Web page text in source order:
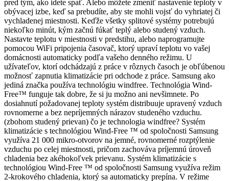
pred tým, ako idete spať. Alebo môžete zmeniť nastavenie teploty v
obývacej izbe, keď sa prebudíte, aby ste mohli vojsť do vyhriatej či
vychladenej miestnosti. Keďže všetky splitové systémy potrebujú
niekoľko minút, kým začnú fúkať teplý alebo studený vzduch.
Nastavte teplotu v miestnosti v predstihu, alebo naprogramujte
pomocou WiFi pripojenia časovač, ktorý upraví teplotu vo vašej
domácnosti automaticky podľa vašeho denného režimu. U
užívateľov, ktorí odchádzajú z práce v rôznych časoch je obľúbenou
možnosť zapnutia klimatizácie pri odchode z práce. Samsung ako
jediná značka používa technológiu windfree. Technológia Wind-
Free™ funguje tak dobre, že si ju možno ani nevšimnete. Po
dosiahnutí požadovanej teploty systém distribuuje upravený vzduch
rovnomerne a bez nepríjemných nárazov studeného vzduchu.
(zbohom studený prievan) čo je technologia windfree? Systém
klimatizácie s technológiou Wind-Free ™ od spoločnosti Samsung
využíva 21 000 mikro-otvorov na jemné, rovnomerné rozptýlenie
vzduchu po celej miestnosti, pričom zachováva príjemnú úroveň
chladenia bez akéhokoľvek prievanu. Systém klimatizácie s
technológiou Wind-Free ™ od spoločnosti Samsung využíva režim
2-krokového chladenia, ktorý sa automaticky prepína. V režime